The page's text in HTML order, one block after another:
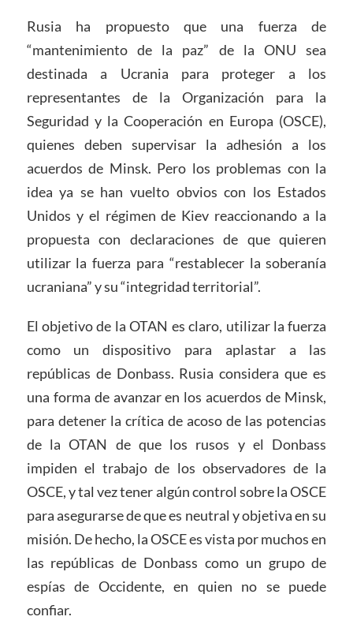
Rusia ha propuesto que una fuerza de
“mantenimiento de la paz” de la ONU sea
destinada a Ucrania para proteger a los
representantes de la Organización para la
Seguridad y la Cooperación en Europa (OSCE),
quienes deben supervisar la adhesión a los
acuerdos de Minsk. Pero los problemas con la
idea ya se han vuelto obvios con los Estados
Unidos y el régimen de Kiev reaccionando a la
propuesta con declaraciones de que quieren
utilizar la fuerza para “restablecer la soberanía
ucraniana” y su “integridad territorial”.
El objetivo de la OTAN es claro, utilizar la fuerza
como un dispositivo para aplastar a las
repúblicas de Donbass. Rusia considera que es
una forma de avanzar en los acuerdos de Minsk,
para detener la crítica de acoso de las potencias
de la OTAN de que los rusos y el Donbass
impiden el trabajo de los observadores de la
OSCE, y tal vez tener algún control sobre la OSCE
para asegurarse de que es neutral y objetiva en su
misión. De hecho, la OSCE es vista por muchos en
las repúblicas de Donbass como un grupo de
espías de Occidente, en quien no se puede
confiar.